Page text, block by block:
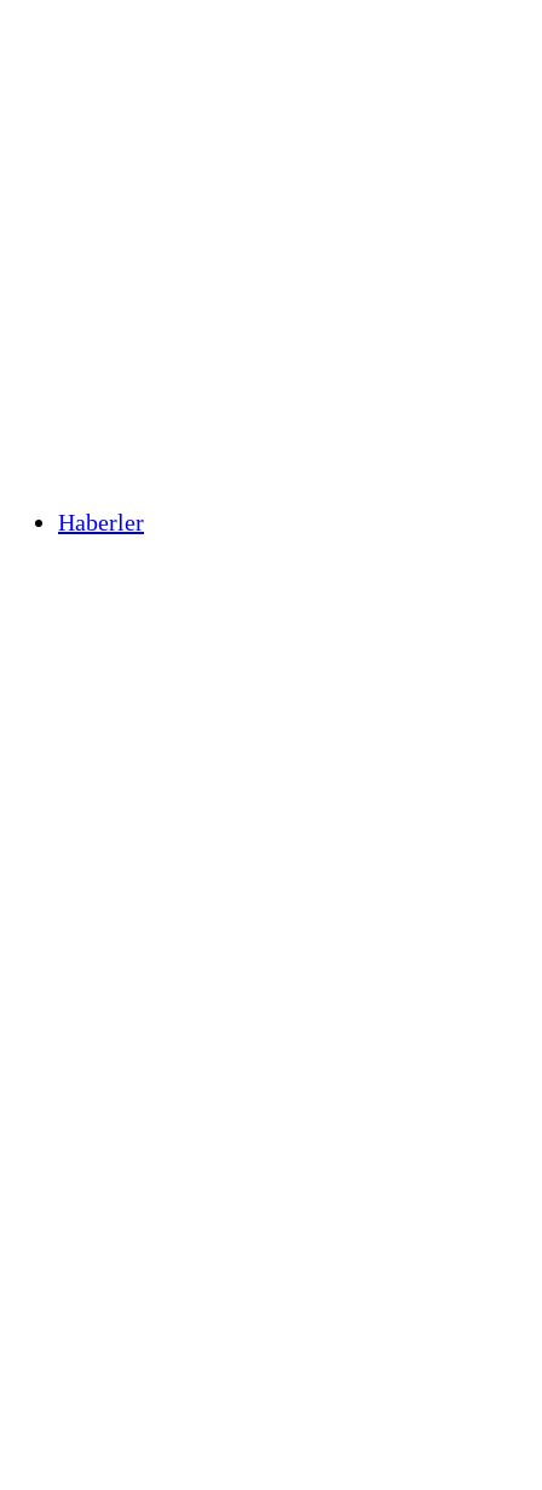
Haberler